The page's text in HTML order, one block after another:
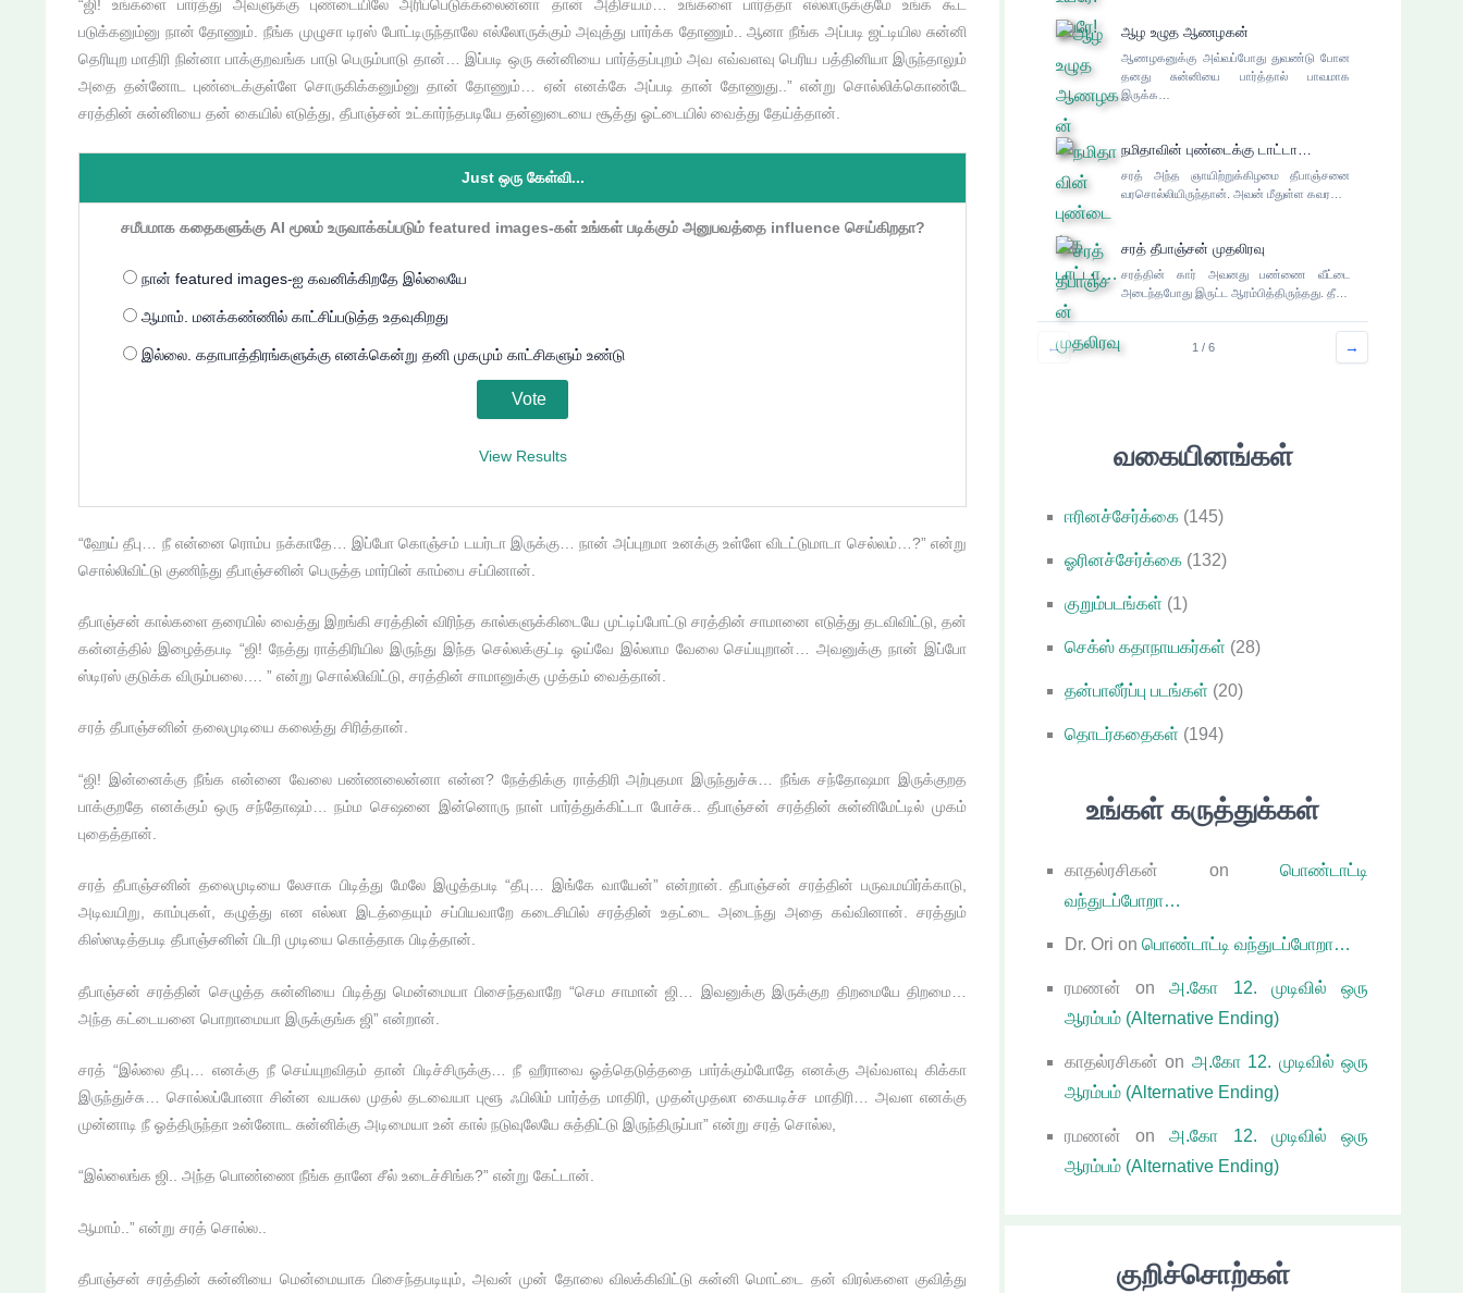
“ஜி! உங்களை பார்த்து அவளுக்கு புண்டையிலே அரிப்பெடுக்கலைன்னா தான் அதிசயம்… உங்களை பார்த்தா எல்லாருக்குமே உங்க கூட
படுக்கனும்னு நான் தோணும். நீங்க முழுசா டிரஸ் போட்டிருந்தாலே எல்லோருக்கும் அவுத்து பார்க்க தோணும்.. ஆனா நீங்க அப்படி ஜட்டியில சுன்னி
தெரியுற மாதிரி நின்னா பாக்குறவங்க பாடு பெரும்பாடு தான்… இப்படி ஒரு சுன்னியை பார்த்தப்புறம் அவ எவ்வளவு பெரிய பத்தினியா இருந்தாலும்
அதை தன்னோட புண்டைக்குள்ளே சொருகிக்கனும்னு தான் தோணும்… ஏன் எனக்கே அப்படி தான் தோணுது..” என்று சொல்லிக்கொண்டே
சரத்தின் சுன்னியை தன் கையில் எடுத்து, தீபாஞ்சன் உட்கார்ந்தபடியே தன்னுடையை சூத்து ஓட்டையில் வைத்து தேய்த்தான்.
Just ஒரு கேள்வி...
சமீபமாக கதைகளுக்கு AI மூலம் உருவாக்கப்படும் featured images-கள் உங்கள் படிக்கும் அனுபவத்தை influence செய்கிறதா?
நான் featured images-ஐ கவனிக்கிறதே இல்லையே
ஆமாம். மனக்கண்ணில் காட்சிப்படுத்த உதவுகிறது
இல்லை. கதாபாத்திரங்களுக்கு எனக்கென்று தனி முகமும் காட்சிகளும் உண்டு
View Results
“ஹேய் தீபு… நீ என்னை ரொம்ப நக்காதே… இப்போ கொஞ்சம் டயர்டா இருக்கு… நான் அப்புறமா உனக்கு உள்ளே விடட்டுமாடா செல்லம்…?” என்று
சொல்லிவிட்டு குணிந்து தீபாஞ்சனின் பெருத்த மார்பின் காம்பை சப்பினான்.
தீபாஞ்சன் கால்களை தரையில் வைத்து இறங்கி சரத்தின் விரிந்த கால்களுக்கிடையே முட்டிப்போட்டு சரத்தின் சாமானை எடுத்து தடவிவிட்டு, தன்
கன்னத்தில் இழைத்தபடி “ஜி! நேத்து ராத்திரியில இருந்து இந்த செல்லக்குட்டி ஓய்வே இல்லாம வேலை செய்யுறான்… அவனுக்கு நான் இப்போ
ஸ்டிரஸ் குடுக்க விரும்பலை…. ” என்று சொல்லிவிட்டு, சரத்தின் சாமானுக்கு முத்தம் வைத்தான்.
சரத் தீபாஞ்சனின் தலைமுடியை கலைத்து சிரித்தான்.
“ஜி! இன்னைக்கு நீங்க என்னை வேலை பண்ணலைன்னா என்ன? நேத்திக்கு ராத்திரி அற்புதமா இருந்துச்சு… நீங்க சந்தோஷமா இருக்குறத
பாக்குறதே எனக்கும் ஒரு சந்தோஷம்… நம்ம செஷனை இன்னொரு நாள் பார்த்துக்கிட்டா போச்சு.. தீபாஞ்சன் சரத்தின் சுன்னிமேட்டில் முகம்
புதைத்தான்.
சரத் தீபாஞ்சனின் தலைமுடியை லேசாக பிடித்து மேலே இழுத்தபடி “தீபு… இங்கே வாயேன்” என்றான். தீபாஞ்சன் சரத்தின் பருவமயிர்க்காடு,
அடிவயிறு, காம்புகள், கழுத்து என எல்லா இடத்தையும் சப்பியவாறே கடைசியில் சரத்தின் உதட்டை அடைந்து அதை கவ்வினான். சரத்தும்
கிஸ்ஸடித்தபடி தீபாஞ்சனின் பிடரி முடியை கொத்தாக பிடித்தான்.
தீபாஞ்சன் சரத்தின் செழுத்த சுன்னியை பிடித்து மென்மையா பிசைந்தவாறே “செம சாமான் ஜி… இவனுக்கு இருக்குற திறமையே திறமை…
அந்த கட்டையனை பொறாமையா இருக்குங்க ஜி” என்றான்.
சரத் “இல்லை தீபு… எனக்கு நீ செய்யுறவிதம் தான் பிடிச்சிருக்கு… நீ ஹீராவை ஓத்தெடுத்ததை பார்க்கும்போதே எனக்கு அவ்வளவு கிக்கா
இருந்துச்சு… சொல்லப்போனா சின்ன வயசுல முதல் தடவையா புளூ ஃபிலிம் பார்த்த மாதிரி, முதன்முதலா கையடிச்ச மாதிரி… அவள எனக்கு
முன்னாடி நீ ஓத்திருந்தா உன்னோட சுன்னிக்கு அடிமையா உன் கால் நடுவுலேயே சுத்திட்டு இருந்திருப்பா” என்று சரத் சொல்ல,
“இல்லைங்க ஜி.. அந்த பொண்ணை நீங்க தானே சீல் உடைச்சிங்க?” என்று கேட்டான்.
ஆமாம்..” என்று சரத் சொல்ல..
தீபாஞ்சன் சரத்தின் சுன்னியை மென்மையாக பிசைந்தபடியும், அவன் முன் தோலை விலக்கிவிட்டு சுன்னி மொட்டை தன் விரல்களை குவித்து
ஆழ உழுத ஆணழகன்
ஆணழகனுக்கு அவ்வப்போது துவண்டு போன
தனது சுன்னியை பார்த்தால் பாவமாக
இருக்க…
நமிதாவின் புண்டைக்கு டாட்டா…
சரத் அந்த ஞாயிற்றுக்கிழமை தீபாஞ்சனை
வரசொல்லியிருந்தான். அவன் மீதுள்ள கவர…
சரத் தீபாஞ்சன் முதலிரவு
சரத்தின் கார் அவனது பண்ணை வீட்டை
அடைந்தபோது இருட்ட ஆரம்பித்திருந்தது. தீ…
← 1 / 6 →
வகையினங்கள்
ஈரினச்சேர்க்கை (145)
ஓரினச்சேர்க்கை (132)
குறும்படங்கள் (1)
செக்ஸ் கதாநாயகர்கள் (28)
தன்பாலீர்ப்பு படங்கள் (20)
தொடர்கதைகள் (194)
உங்கள் கருத்துக்கள்
காதல்ரசிகன் on பொண்டாட்டி
வந்துடப்போறா…
Dr. Ori on பொண்டாட்டி வந்துடப்போறா…
ரமணன் onஅ.கோ 12. முடிவில் ஒரு
ஆரம்பம் (Alternative Ending)
காதல்ரசிகன் on அ.கோ 12. முடிவில் ஒரு
ஆரம்பம் (Alternative Ending)
ரமணன் onஅ.கோ 12. முடிவில் ஒரு
ஆரம்பம் (Alternative Ending)
குறிச்சொற்கள்